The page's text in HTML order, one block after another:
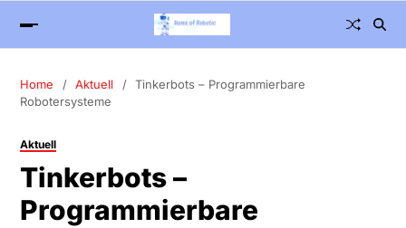
Home Aktuell
Tinkerbots – Programmierbare
Robotersysteme
Aktuell
Tinkerbots –
Programmierbare